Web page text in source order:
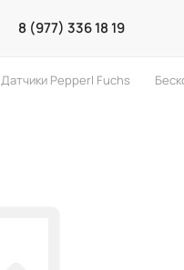
8 (977) 336 18 19
Датчики Pepperl Fuchs